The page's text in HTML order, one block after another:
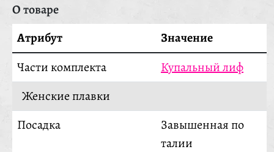
О товаре
Атрибут
Значение
Части комплекта
Купальный лиф
Женские плавки
Посадка
Завышенная по
талии